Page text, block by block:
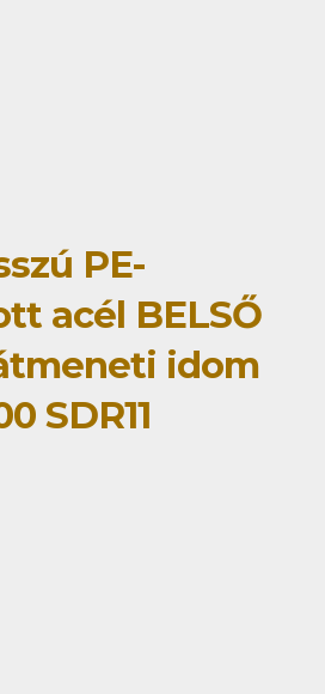
PE-
acél BELSŐ
idom
SDR11